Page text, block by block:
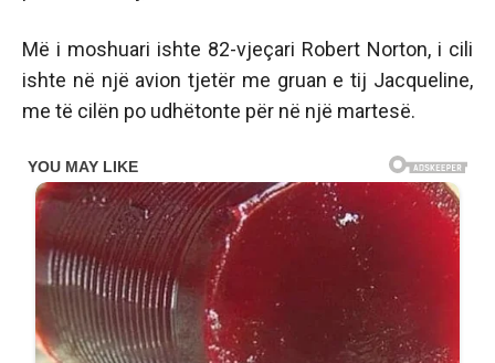
Më i moshuari ishte 82-vjeçari Robert Norton, i cili
ishte në një avion tjetër me gruan e tij Jacqueline,
me të cilën po udhëtonte për në një martesë.